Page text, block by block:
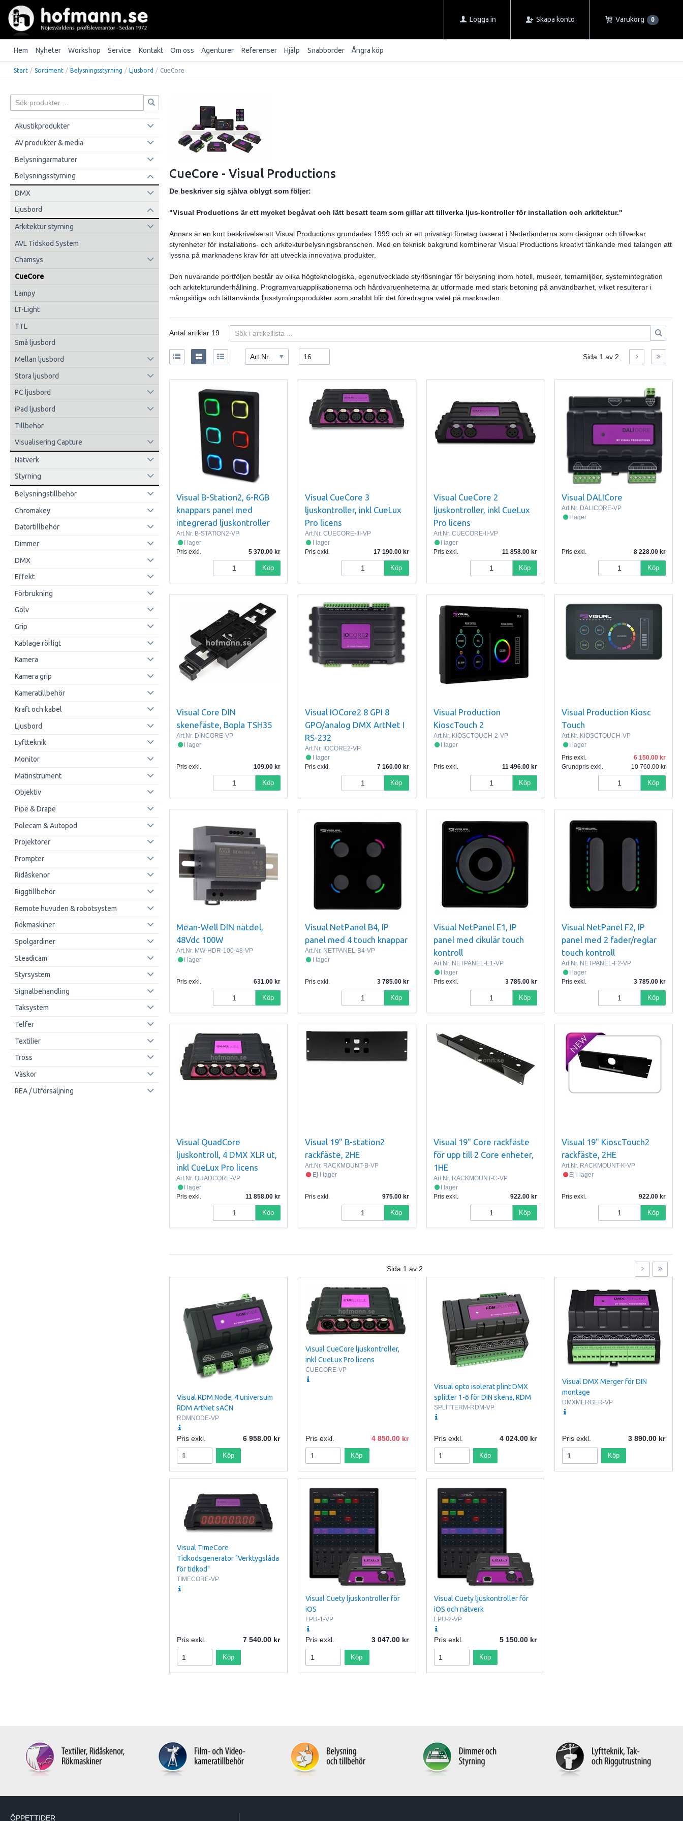
Logga in Skapa konto Varukorg 0
Hem Nyheter Workshop Service Kontakt Om oss Agenturer Referenser Hjälp Snabborder Ångra köp
Start / Sortiment / Belysningsstyrning / Ljusbord / CueCore
Akustikprodukter
AV produkter & media
Belysningarmaturer
Belysningsstyrning
DMX
Ljusbord
Arkitektur styrning
AVL Tidskod System
Chamsys
CueCore
Lampy
LT-Light
TTL
Små ljusbord
Mellan ljusbord
Stora ljusbord
PC ljusbord
iPad ljusbord
Tillbehör
Visualisering Capture
Nätverk
Styrning
Belysningstillbehör
Chromakey
Datortillbehör
Dimmer
DMX
Effekt
Förbrukning
Golv
Grip
Kablage rörligt
Kamera
Kamera grip
Kameratillbehör
Kraft och kabel
Ljusbord
Lyftteknik
Monitor
Mätinstrument
Objektiv
Pipe & Drape
Polecam & Autopod
Projektorer
Prompter
Ridåskenor
Riggtillbehör
Remote huvuden & robotsystem
Rökmaskiner
Spolgardiner
Steadicam
Styrsystem
Signalbehandling
Taksystem
Telfer
Textilier
Tross
Väskor
REA / Utförsäljning
CueCore - Visual Productions
De beskriver sig själva oblygt som följer:
"Visual Productions är ett mycket begåvat och lätt besatt team som gillar att tillverka ljus-kontroller för installation och arkitektur."
Annars är en kort beskrivelse att Visual Productions grundades 1999 och är ett privatägt företag baserat i Nederländerna som designar och tillverkar
styrenheter för installations- och arkitekturbelysningsbranschen. Med en teknisk bakgrund kombinerar Visual Productions kreativt tänkande med talangen att
lyssna på marknadens krav för att utveckla innovativa produkter.
Den nuvarande portföljen består av olika högteknologiska, egenutvecklade styrlösningar för belysning inom hotell, museer, temamiljöer, systemintegration
och arkitekturunderhållning. Programvaruapplikationerna och hårdvaruenheterna är utformade med stark betoning på användbarhet, vilket resulterar i
mångsidiga och lättanvända ljusstyrningsprodukter som snabbt blir det föredragna valet på marknaden.
Antal artiklar 19
Art.Nr. 16 Sida 1 av 2
Visual B-Station2, 6-RGB
knappars panel med
integrerad ljuskontroller
Art.Nr. B-STATION2-VP
I lager
Pris exkl.
5 370.00
Köp
Visual CueCore 3
ljuskontroller, inkl CueLux
Pro licens
Art.Nr. CUECORE-III-VP
I lager
Pris exkl.
17 190.00
Köp
Visual CueCore 2
ljuskontroller, inkl CueLux
Pro licens
Art.Nr. CUECORE-II-VP
I lager
Pris exkl.
11 858.00
Köp
Visual DALICore
Art.Nr. DALICORE-VP
I lager
Pris exkl. 8 228.00
Köp
Visual Core DIN
skenefäste, Bopla TSH35
Art.Nr. DINCORE-VP
I lager
Pris exkl. 109.00
Köp
Visual IOCore2 8 GPI 8
GPO/analog DMX ArtNet I
RS-232
Art.Nr. IOCORE2-VP
I lager
Pris exkl.
7 160.00
Köp
Visual Production
KioscTouch 2
Art.Nr. KIOSCTOUCH-2-VP
I lager
Pris exkl. 11 496.00
Köp
Visual Production Kiosc
Touch
Art.Nr. KIOSCTOUCH-VP
I lager
Pris exkl.
6 150.00
Grundpris exkl.
10 760.00
Köp
Mean-Well DIN nätdel,
48Vdc 100W
Art.Nr. MW-HDR-100-48-VP
I lager
Pris exkl. 631.00
Köp
Visual NetPanel B4, IP
panel med 4 touch knappar
Art.Nr. NETPANEL-B4-VP
I lager
Pris exkl. 3 785.00
Köp
Visual NetPanel E1, IP
panel med cikulär touch
kontroll
Art.Nr. NETPANEL-E1-VP
I lager
Pris exkl.
3 785.00
Köp
Visual NetPanel F2, IP
panel med 2 fader/reglar
touch kontroll
Art.Nr. NETPANEL-F2-VP
I lager
Pris exkl.
3 785.00
Köp
Visual QuadCore
ljuskontroll, 4 DMX XLR ut,
inkl CueLux Pro licens
Art.Nr.QUADCORE-VP
I lager
Pris exkl.
11 858.00
Köp
Visual 19" B-station2
rackfäste, 2HE
Art.Nr. RACKMOUNT-B-VP
Ej i lager
Pris exkl. 975.00
Köp
Visual 19" Core rackfäste
för upp till 2 Core enheter,
1HE
Art.Nr. RACKMOUNT-C-VP
I lager
Pris exkl.
922.00
Köp
Visual 19" KioscTouch2
rackfäste, 2HE
Art.Nr. RACKMOUNT-K-VP
Ej i lager
Pris exkl. 922.00
Köp
Sida 1 av 2
Visual RDM Node, 4 universum
RDM ArtNet sACN
RDMNODE-VP
Pris exkl. 6 958.00
Köp
Visual CueCore ljuskontroller,
inkl CueLux Pro licens
CUECORE-VP
Pris exkl. 4 850.00
Köp
Visual opto isolerat plint DMX
splitter 1-6 för DIN skena, RDM
SPLITTERM-RDM-VP
Pris exkl. 4 024.00
Köp
Visual DMX Merger för DIN
montage
DMXMERGER-VP
Pris exkl. 3 890.00
Köp
Visual TimeCore
Tidkodsgenerator "Verktygslåda
för tidkod"
TIMECORE-VP
Pris exkl. 7 540.00
Köp
Visual Cuety ljuskontroller för
iOS
LPU-1-VP
Pris exkl. 3 047.00
Köp
Visual Cuety ljuskontroller för
iOS och nätverk
LPU-2-VP
Pris exkl. 5 150.00
Köp
ÖPPETTIDER